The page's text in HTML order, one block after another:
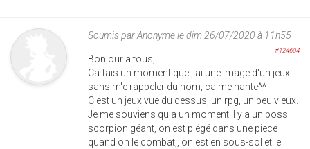
Soumis parAnonymele dim 26/07/2020 à 11h55
#124604
Bonjour a tous,
Ca fais un moment que j'ai une image d'un jeux
sans m'e rappeler du nom, ca me hante^^
C'est un jeux vue du dessus, un rpg, un peu vieux.
Je me souviens qu'a un moment il y a un boss
scorpion géant, on est piégé dans une piece
quand on le combat,, on est en sous-sol et le